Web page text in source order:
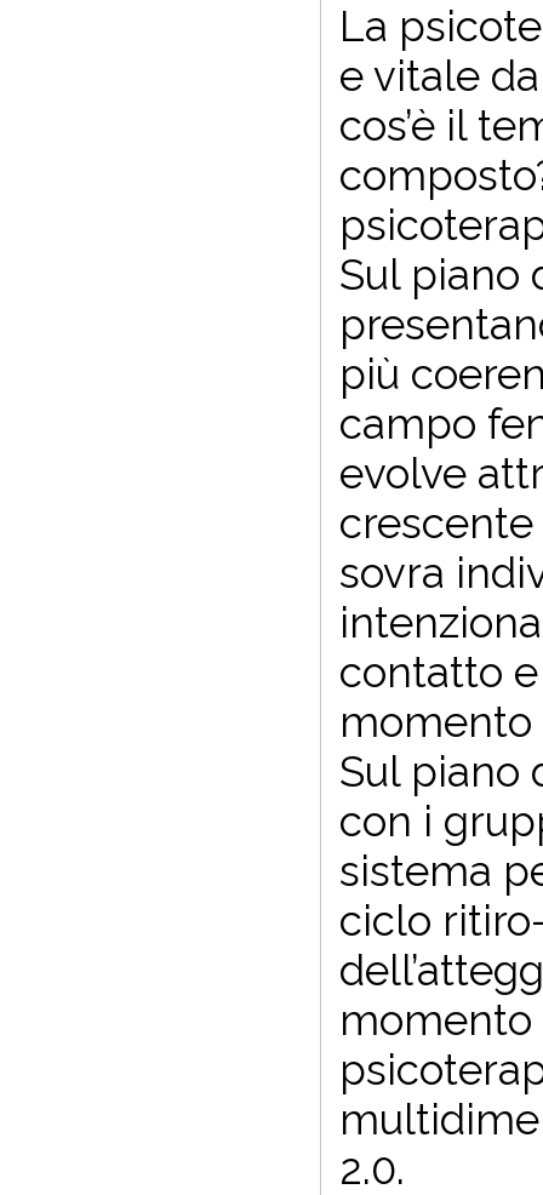
La
e vitale
cos’è il
Sul piano
più
campo
evolve
sovra
contatto
momento
Sul piano
con i
sistema
ciclo
momento
2.0.